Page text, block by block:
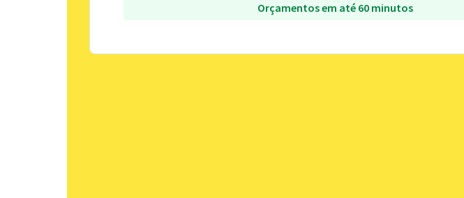
Orçamentos em até 60 minutos